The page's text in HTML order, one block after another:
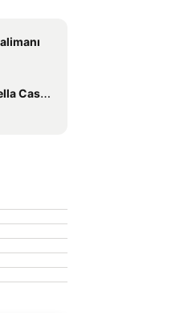
di Bologna